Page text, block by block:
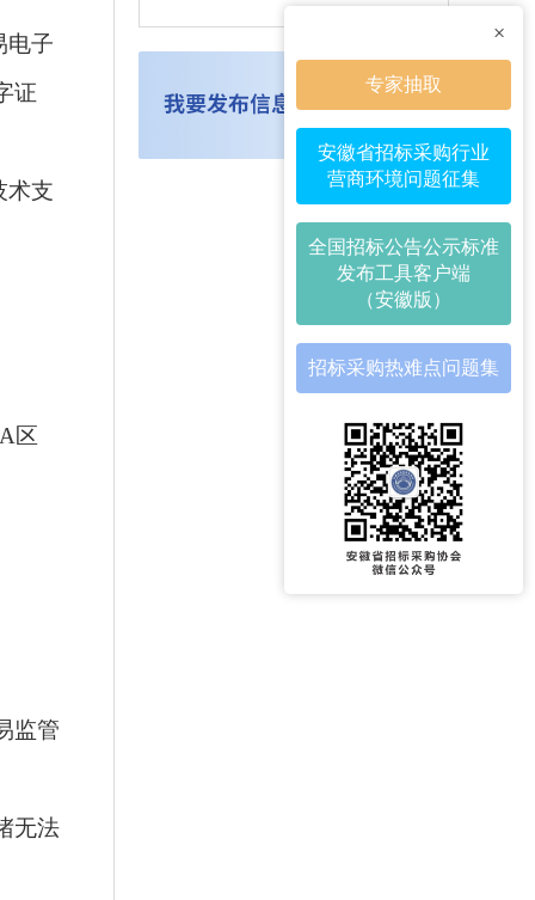
×
专家抽取
安徽省招标采购行业
营商环境问题征集
全国招标公告公示标准
发布工具客户端
（安徽版）
招标采购热难点问题集
电子
证
术支
区
监管
无法